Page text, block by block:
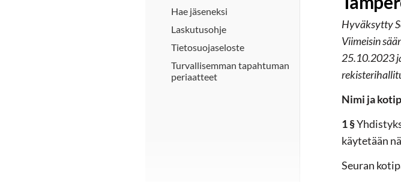
Hae jäseneksi
Laskutusohje
Tietosuojaseloste
Turvallisemman tapahtuman
periaatteet
Hyväksytty
Viimeisin
25.10.2023
Nimi ja
1 §
käytetään
Seuran